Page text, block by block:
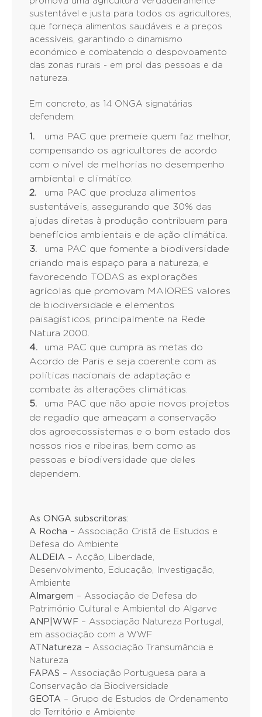
sustentável e justa para todos os agricultores,
que forneça alimentos saudáveis e a preços
acessíveis, garantindo o dinamismo
económico e combatendo o despovoamento
das zonas rurais - em prol das pessoas e da
natureza.
Em concreto, as 14 ONGA signatárias
defendem:
uma PAC que premeie quem faz melhor,
compensando os agricultores de acordo
com o nível de melhorias no desempenho
ambiental e climático.
uma PAC que produza alimentos
sustentáveis, assegurando que 30% das
ajudas diretas à produção contribuem para
benefícios ambientais e de ação climática.
uma PAC que fomente a biodiversidade
criando mais espaço para a natureza, e
favorecendo TODAS as explorações
agrícolas que promovam MAIORES valores
de biodiversidade e elementos
paisagísticos, principalmente na Rede
Natura 2000.
uma PAC que cumpra as metas do
Acordo de Paris e seja coerente com as
políticas nacionais de adaptação e
combate às alterações climáticas.
uma PAC que não apoie novos projetos
de regadio que ameaçam a conservação
dos agroecossistemas e o bom estado dos
nossos rios e ribeiras, bem como as
pessoas e biodiversidade que deles
dependem.
As ONGA subscritoras:
A Rocha – Associação Cristã de Estudos e
Defesa do Ambiente
ALDEIA – Acção, Liberdade,
Desenvolvimento, Educação, Investigação,
Ambiente
Almargem – Associação de Defesa do
Património Cultural e Ambiental do Algarve
ANP|WWF – Associação Natureza Portugal,
em associação com a WWF
ATNatureza – Associação Transumância e
Natureza
FAPAS – Associação Portuguesa para a
Conservação da Biodiversidade
GEOTA – Grupo de Estudos de Ordenamento
do Território e Ambiente